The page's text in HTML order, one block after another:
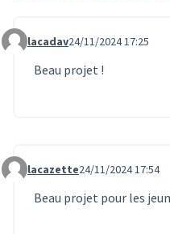
Commentaire 1305
lacadav24/11/2024 17:25
Beau projet !
Commentaire 1306
lacazette24/11/2024 17:54
Beau projet pour les